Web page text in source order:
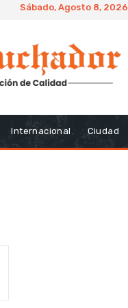
Sábado, Agosto 8, 2026
Internacional Ciudad